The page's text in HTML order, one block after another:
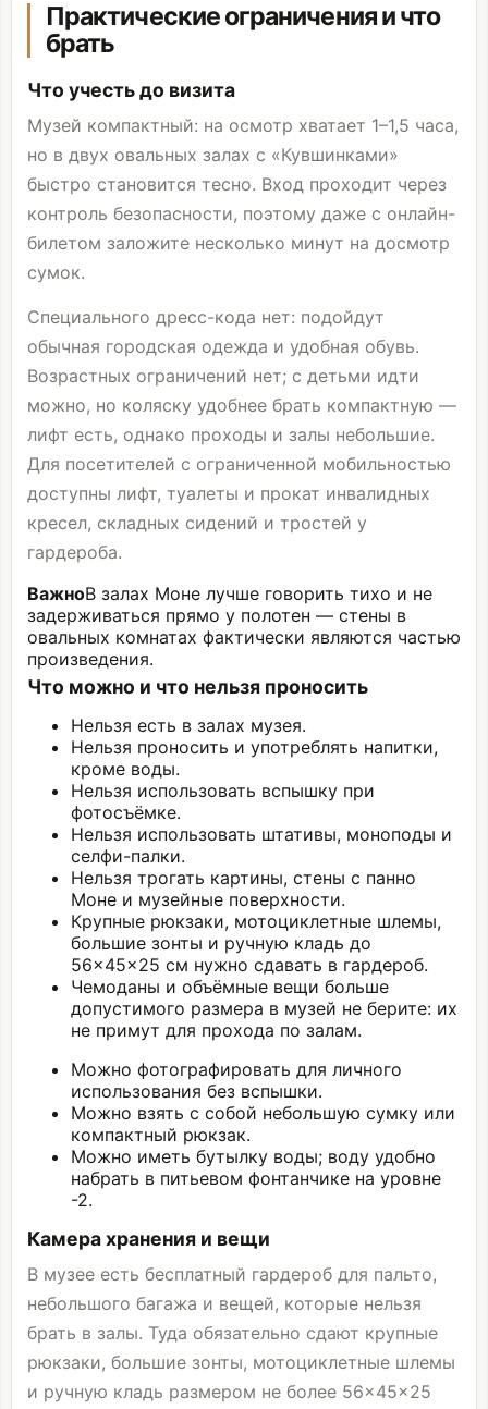
Практические ограничения и что
брать
Что учесть до визита
Музей компактный: на осмотр хватает 1–1,5 часа,
но в двух овальных залах с «Кувшинками»
быстро становится тесно. Вход проходит через
контроль безопасности, поэтому даже с онлайн-
билетом заложите несколько минут на досмотр
сумок.
Специального дресс-кода нет: подойдут
обычная городская одежда и удобная обувь.
Возрастных ограничений нет; с детьми идти
можно, но коляску удобнее брать компактную —
лифт есть, однако проходы и залы небольшие.
Для посетителей с ограниченной мобильностью
доступны лифт, туалеты и прокат инвалидных
кресел, складных сидений и тростей у
гардероба.
ВажноВ залах Моне лучше говорить тихо и не
задерживаться прямо у полотен — стены в
овальных комнатах фактически являются частью
произведения.
Что можно и что нельзя проносить
Нельзя есть в залах музея.
Нельзя проносить и употреблять напитки,
кроме воды.
Нельзя использовать вспышку при
фотосъёмке.
Нельзя использовать штативы, моноподы и
селфи-палки.
Нельзя трогать картины, стены с панно
Моне и музейные поверхности.
Крупные рюкзаки, мотоциклетные шлемы,
большие зонты и ручную кладь до
56×45×25 см нужно сдавать в гардероб.
Чемоданы и объёмные вещи больше
допустимого размера в музей не берите: их
не примут для прохода по залам.
Можно фотографировать для личного
использования без вспышки.
Можно взять с собой небольшую сумку или
компактный рюкзак.
Можно иметь бутылку воды; воду удобно
набрать в питьевом фонтанчике на уровне
-2.
Камера хранения и вещи
В музее есть бесплатный гардероб для пальто,
небольшого багажа и вещей, которые нельзя
брать в залы. Туда обязательно сдают крупные
рюкзаки, большие зонты, мотоциклетные шлемы
и ручную кладь размером не более 56×45×25